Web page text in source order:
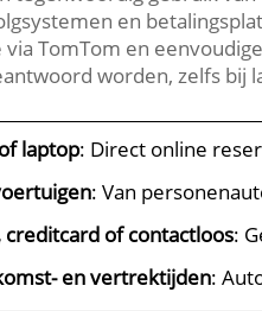
en
TomTom en
worden, zelfs bij
laptop: Direct online
: Van
creditcard of contactloos:
en vertrektijden: